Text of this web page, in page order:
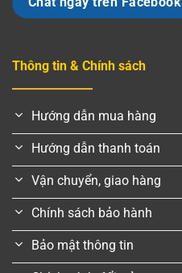
Thông tin & Chính sách
Hướng dẫn mua hàng
Hướng dẫn thanh toán
Vận chuyển, giao hàng
Chính sách bảo hành
Bảo mật thông tin